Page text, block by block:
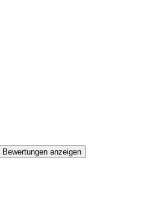
Bewertungen anzeigen